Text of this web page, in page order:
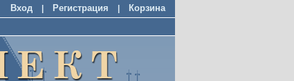
Вход Регистрация Корзина